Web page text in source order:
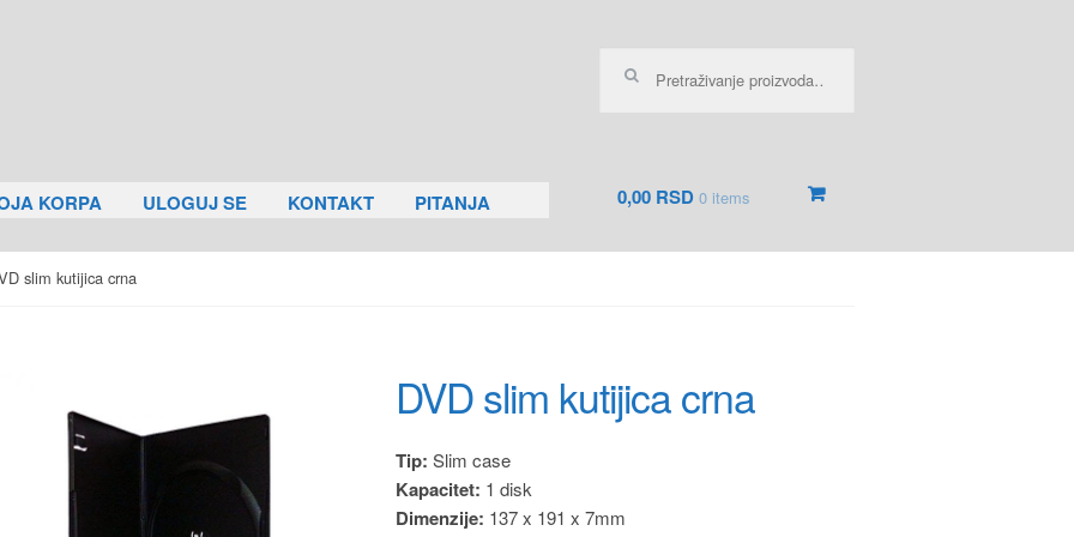
KORPA ULOGUJ SE KONTAKT PITANJA 0,00 RSD0 items
slim kutijica crna
DVD slim kutijica crna
Tip: Slim case
Kapacitet: 1 disk
Dimenzije: 137 x 191 x 7mm